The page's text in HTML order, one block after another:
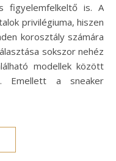
figyelemfelkeltő is. A
privilégiuma, hiszen
korosztály számára
sokszor nehéz
modellek között
Emellett a sneaker